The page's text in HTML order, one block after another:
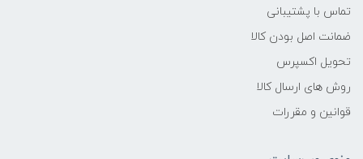
تماس با پشتیبانی
ضمانت اصل بودن کالا
تحویل اکسپرس
روش های ارسال کالا
قوانین و مقررات